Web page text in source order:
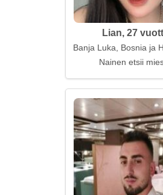
Lian, 27
Banja Luka, Bosnia ja
Nainen etsii